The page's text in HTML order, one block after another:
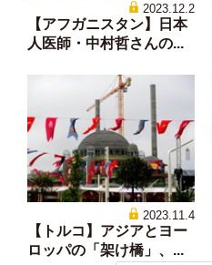
2023.12.2
【アフガニスタン】日本
人医師・中村哲さんの...
2023.11.4
【トルコ】アジアとヨー
ロッパの「架け橋」、...